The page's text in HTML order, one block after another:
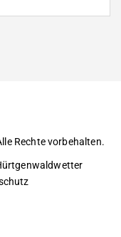
Rechte vorbehalten.